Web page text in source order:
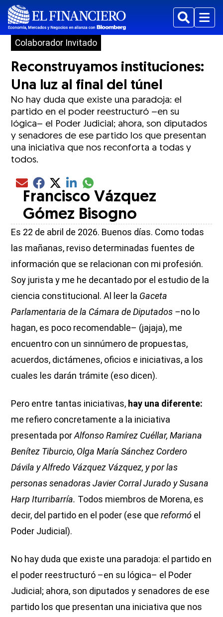
BuscarMenu
Colaborador Invitado
Reconstruyamos instituciones:
Una luz al final del túnel
No hay duda que existe una paradoja: el
partido en el poder reestructuró –en su
lógica– el Poder Judicial; ahora, son diputados
y senadores de ese partido los que presentan
una iniciativa que nos reconforta a todas y
todos.
Compartir el artículo actual mediante Email
Compartir el artículo actual mediante Facebook
Compartir el artículo actual mediante Twitter
Compartir el artículo actual mediante LinkedIn
Compartir el artículo actual mediante
Francisco Vázquez
Gómez Bisogno
Es 22 de abril de 2026. Buenos días. Como todas
las mañanas, reviso determinadas fuentes de
información que se relacionan con mi profesión.
Soy jurista y me he decantado por el estudio de la
ciencia constitucional. Al leer la Gaceta
Parlamentaria de la Cámara de Diputados –no lo
hagan, es poco recomendable– (jajaja), me
encuentro con un sinnúmero de propuestas,
acuerdos, dictámenes, oficios e iniciativas, a los
cuales les darán trámite (eso dicen).
Pero entre tantas iniciativas, hay una diferente:
me refiero concretamente a la iniciativa
presentada porAlfonso Ramírez Cuéllar, Mariana
Benítez Tiburcio, Olga María Sánchez Cordero
Dávila y Alfredo Vázquez Vázquez, y por las
personas senadoras Javier Corral Jurado y Susana
Harp Iturribarría. Todos miembros de Morena, es
decir, del partido en el poder (ese quereformó el
Poder Judicial).
No hay duda que existe una paradoja: el partido en
el poder reestructuró –en su lógica– el Poder
Judicial; ahora, son diputados y senadores de ese
partido los que presentan una iniciativa que nos